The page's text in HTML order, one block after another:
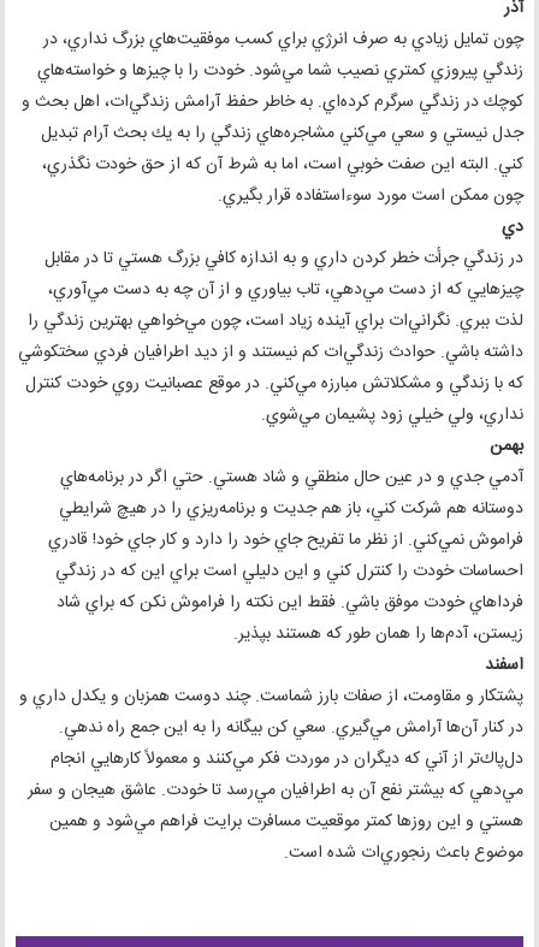
آذر
چون تمايل زيادي به صرف انرژي براي كسب موفقيت‌هاي بزرگ نداري، در
زندگي پيروزي كمتري نصيب شما مي‌شود. خودت را با چيزها و خواسته‌هاي
كوچك در زندگي سرگرم كرده‌اي. به خاطر حفظ آرامش زندگي‌ات، اهل بحث و
جدل نيستي و سعي مي‌كني مشاجره‌هاي زندگي را به يك بحث آرام تبديل
كني. البته اين صفت خوبي است، اما به شرط آن كه از حق خودت نگذري،
چون ممكن است مورد سوءاستفاده قرار بگيري.
دي
در زندگي جرأت خطر كردن داري و به اندازه كافي بزرگ هستي تا در مقابل
چيزهايي كه از دست مي‌دهي، تاب بياوري و از آن چه به دست مي‌آوري،
لذت ببري. نگراني‌ات براي آينده زياد است، چون مي‌خواهي بهترين زندگي را
داشته باشي. حوادث زندگي‌ات كم نيستند و از ديد اطرافيان فردي سختكوشي
كه با زندگي و مشكلاتش مبارزه مي‌كني. در موقع عصبانيت روي خودت كنترل
نداري، ولي خيلي زود پشيمان مي‌شوي.
بهمن
آدمي جدي و در عين حال منطقي و شاد هستي. حتي اگر در برنامه‌هاي
دوستانه هم شركت كني، باز هم جديت و برنامه‌ريزي را در هيچ شرايطي
فراموش نمي‌كني. از نظر ما تفريح جاي خود را دارد و كار جاي خود! قادري
احساسات خودت را كنترل كني و اين دليلي است براي اين كه در زندگي
فرداهاي خودت موفق باشي. فقط اين نكته را فراموش نكن كه براي شاد
زيستن، آدم‌ها را همان طور كه هستند بپذير.
اسفند
پشتكار و مقاومت، از صفات بارز شماست. چند دوست همزبان و يكدل داري و
در كنار آن‌ها آرامش مي‌گيري. سعي كن بيگانه را به اين جمع راه ندهي.
دل‌پاك‌تر از آني كه ديگران در موردت فكر مي‌كنند و معمولاً كارهايي انجام
مي‌دهي كه بيشتر نفع آن به اطرافيان مي‌رسد تا خودت. عاشق هيجان و سفر
هستي و اين روزها كمتر موقعيت مسافرت برايت فراهم مي‌شود و همين
موضوع باعث رنجوري‌ات شده است.